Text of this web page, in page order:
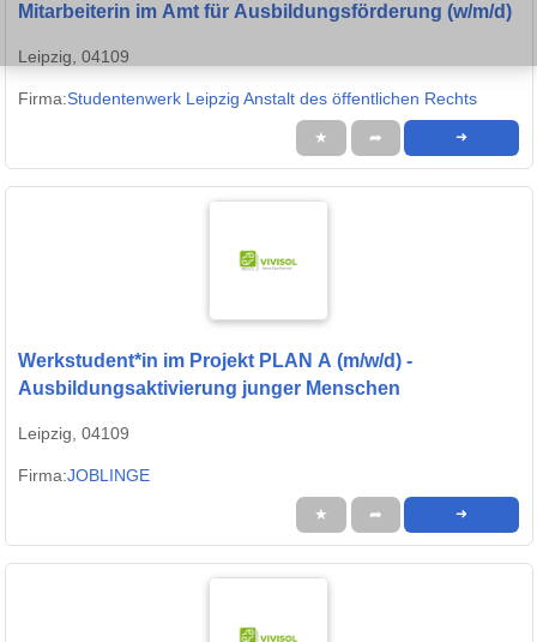
Mitarbeiterin im Amt für Ausbildungsförderung (w/m/d)
Leipzig, 04109
Firma:Studentenwerk Leipzig Anstalt des öffentlichen Rechts
★ ➦ ➜
Werkstudent*in im Projekt PLAN A (m/w/d) -
Ausbildungsaktivierung junger Menschen
Leipzig, 04109
Firma:JOBLINGE
★ ➦ ➜